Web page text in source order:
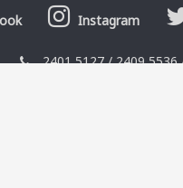
Instagram
2401 5127/2409 5536